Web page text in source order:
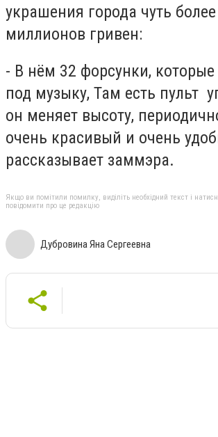
украшения города чуть
миллионов гривен:
- В нём 32 форсунки,
под музыку, Там есть пульт
он меняет высоту,
очень красивый и очень
рассказывает заммэра.
Якщо ви помітили помилку, виділіть необхідний текст і
повідомити про це редакцію
Дубровина Яна Сергеевна